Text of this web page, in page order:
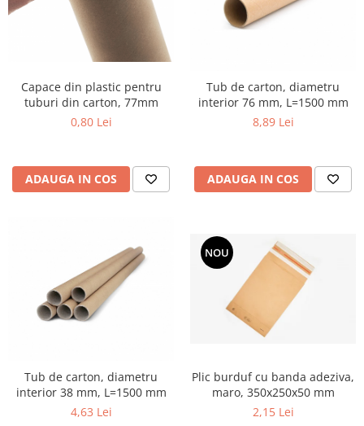
Capace din plastic pentru
tuburi din carton, 77mm
0,80 Lei
ADAUGA IN COS
Tub de carton, diametru
interior 76 mm, L=1500 mm
8,89 Lei
ADAUGA IN COS
Tub de carton, diametru
interior 38 mm, L=1500 mm
4,63 Lei
NOU
Plic burduf cu banda adeziva,
maro, 350x250x50 mm
2,15 Lei